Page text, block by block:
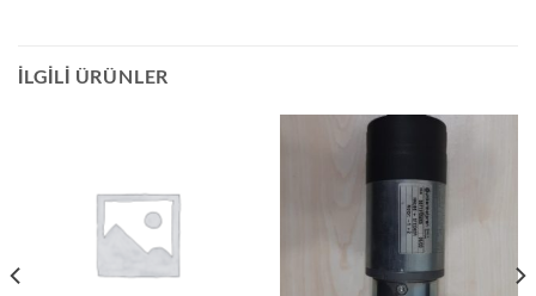
İLGILI ÜRÜNLER